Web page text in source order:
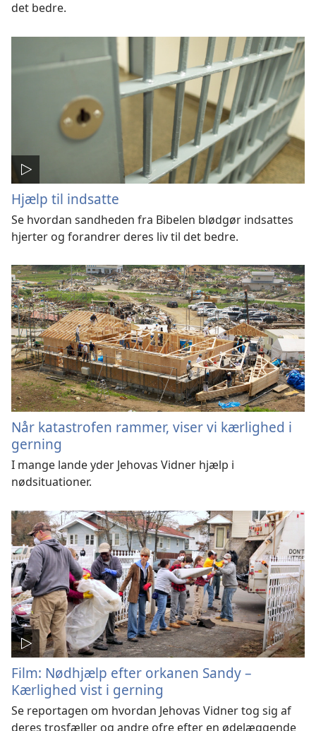
det bedre.
Hjælp til indsatte
Se hvordan sandheden fra Bibelen blødgør indsattes
hjerter og forandrer deres liv til det bedre.
Når katastrofen rammer, viser vi kærlighed i
gerning
I mange lande yder Jehovas Vidner hjælp i
nødsituationer.
Film: Nødhjælp efter orkanen Sandy –
Kærlighed vist i gerning
Se reportagen om hvordan Jehovas Vidner tog sig af
deres trosfæller og andre ofre efter en ødelæggende